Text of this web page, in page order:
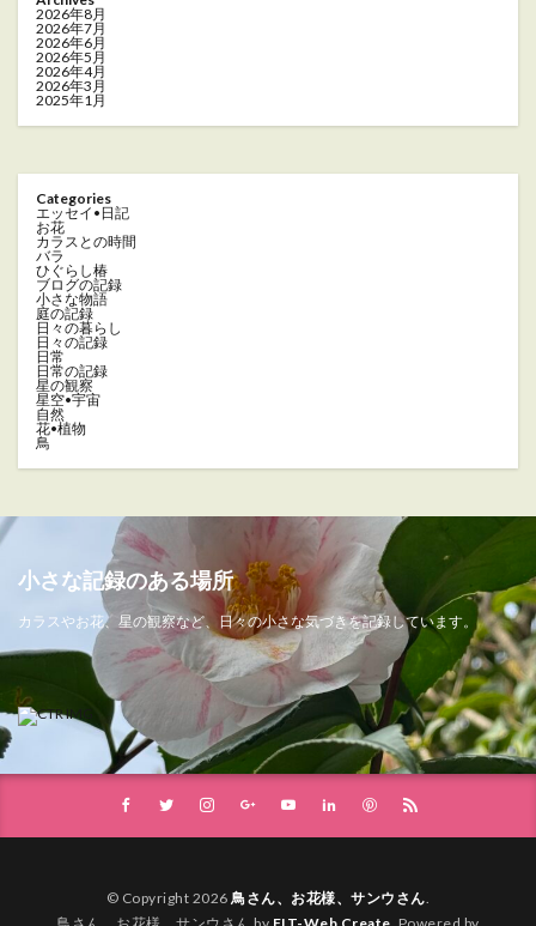
2026年8月
2026年7月
2026年6月
2026年5月
2026年4月
2026年3月
2025年1月
Categories
エッセイ•日記
お花
カラスとの時間
バラ
ひぐらし椿
ブログの記録
小さな物語
庭の記録
日々の暮らし
日々の記録
日常
日常の記録
星の観察
星空•宇宙
自然
花•植物
鳥
小さな記録のある場所
カラスやお花、星の観察など、日々の小さな気づきを記録しています。
© Copyright 2026鳥さん、お花様、サンウさん